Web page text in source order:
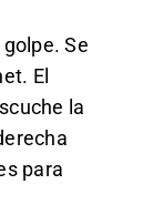
Se
El
la
para